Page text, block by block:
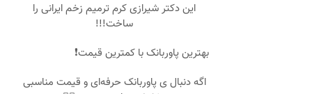
این دکتر شیرازی کرم ترمیم زخم ایرانی را
ساخت!!!
بهترین پاوربانک با کمترین قیمت❗
اگه دنبال ی پاوربانک حرفه‌ای و قیمت مناسبی